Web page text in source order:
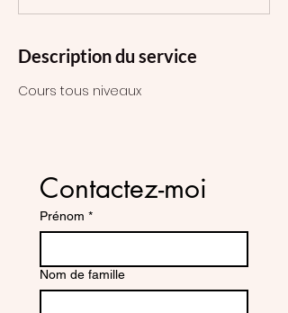
Description du service
Cours tous niveaux
Contactez-moi
Prénom *
Nom de famille